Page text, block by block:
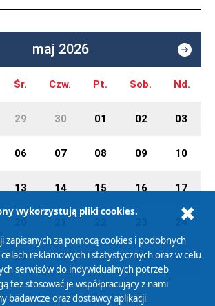
maj 2026
Śr. Czw. Pt. Sob. Nd.
29 30 01 02 03
06 07 08 09 10
13 14 15 16 17
24
27 28 29 30 31
wykorzystują pliki cookies.
zapisanych za pomocą cookies i podobnych
reklamowych i statystycznych oraz w celu
serwisów do indywidualnych potrzeb
też stosować je współpracujący z nami
badawcze oraz dostawcy aplikacji